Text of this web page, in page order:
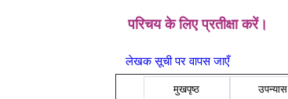
परिचय के लिए प्रतीक्षा करें।
लेखक सूची पर वापस जाएँ
मुखपृष्ठ उपन्यास